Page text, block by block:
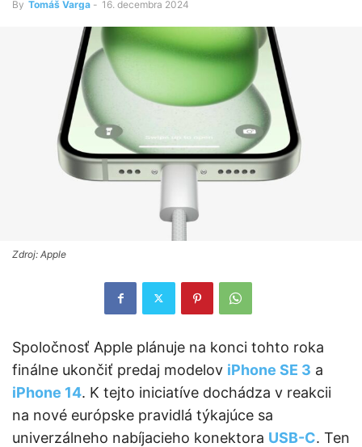
By Tomáš Varga - 16. decembra 2024
Zdroj: Apple
Spoločnosť Apple plánuje na konci tohto roka
finálne ukončiť predaj modelov iPhone SE 3 a
iPhone 14. K tejto iniciatíve dochádza v reakcii
na nové európske pravidlá týkajúce sa
univerzálneho nabíjacieho konektora USB-C. Ten